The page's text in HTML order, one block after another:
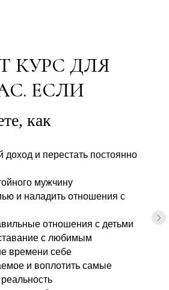
КУРС ДЛЯ
ЕСЛИ
как
доход и перестать постоянно
мужчину
и наладить отношения с
отношения с детьми
с любимым
времени себе
и воплотить самые